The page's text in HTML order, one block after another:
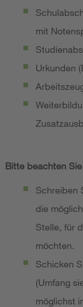
mit
Urkunden
Bitte beachten
Schreiben
die
Stelle, für
möchten.
Schicken
(Umfang
möglichst